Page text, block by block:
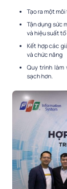
Tạo ra một
Tận dụng sức
và hiệu suất
Kết hợp các
và chức năng
Quy trình làm
sạch hơn.